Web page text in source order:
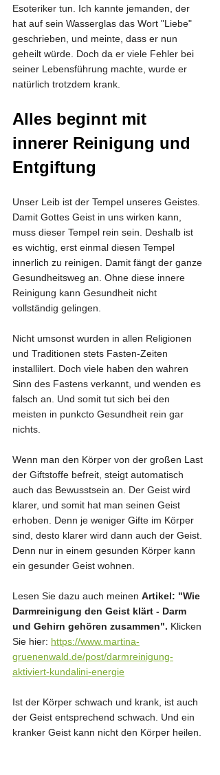
Esoteriker tun. Ich kannte jemanden, der
hat auf sein Wasserglas das Wort "Liebe"
geschrieben, und meinte, dass er nun
geheilt würde. Doch da er viele Fehler bei
seiner Lebensführung machte, wurde er
natürlich trotzdem krank.
Alles beginnt mit
innerer Reinigung und
Entgiftung
Unser Leib ist der Tempel unseres Geistes.
Damit Gottes Geist in uns wirken kann,
muss dieser Tempel rein sein. Deshalb ist
es wichtig, erst einmal diesen Tempel
innerlich zu reinigen. Damit fängt der ganze
Gesundheitsweg an. Ohne diese innere
Reinigung kann Gesundheit nicht
vollständig gelingen.
Nicht umsonst wurden in allen Religionen
und Traditionen stets Fasten-Zeiten
installilert. Doch viele haben den wahren
Sinn des Fastens verkannt, und wenden es
falsch an. Und somit tut sich bei den
meisten in punkcto Gesundheit rein gar
nichts.
Wenn man den Körper von der großen Last
der Giftstoffe befreit, steigt automatisch
auch das Bewusstsein an. Der Geist wird
klarer, und somit hat man seinen Geist
erhoben. Denn je weniger Gifte im Körper
sind, desto klarer wird dann auch der Geist.
Denn nur in einem gesunden Körper kann
ein gesunder Geist wohnen.
Lesen Sie dazu auch meinen Artikel: "Wie
Darmreinigung den Geist klärt - Darm
und Gehirn gehören zusammen". Klicken
Sie hier: https://www.martina-
gruenenwald.de/post/darmreinigung-
aktiviert-kundalini-energie
Ist der Körper schwach und krank, ist auch
der Geist entsprechend schwach. Und ein
kranker Geist kann nicht den Körper heilen.